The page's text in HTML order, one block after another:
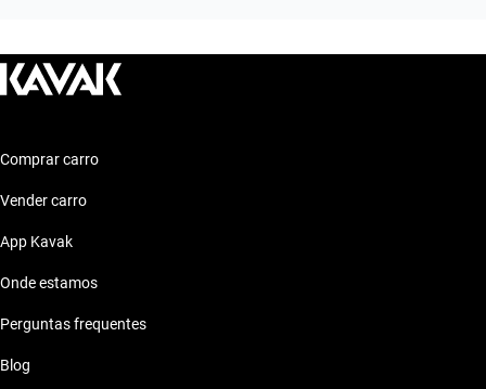
Comprar carro
Vender carro
App Kavak
Onde estamos
Perguntas frequentes
Blog